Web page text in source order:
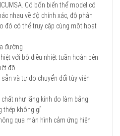
Có bốn biến thể model có
nhau về độ chính xác, độ phân
đó có thể truy cập cùng một hoạt
đường
với bộ điều nhiệt tuần hoàn bên
độ
và tự do chuyển đổi tùy viên
như lăng kính đo làm bằng
thép không gỉ
qua màn hình cảm ứng hiện